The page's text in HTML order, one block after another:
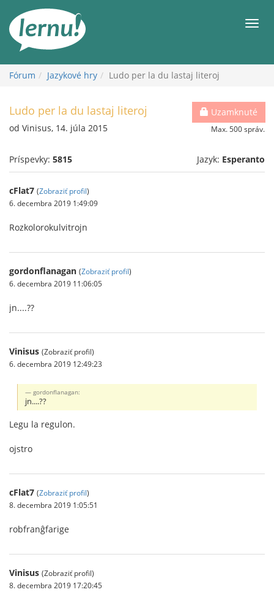
obsah
Fórum Jazykové hry Ludo per la du lastaj literoj
Uzamknuté
Max. 500 správ.
Ludo per la du lastaj literoj
od Vinisus, 14. júla 2015
Príspevky: 5815 Jazyk: Esperanto
cFlat7 (Zobraziť profil)
6. decembra 2019 1:49:09
Rozkolorokulvitrojn
gordonflanagan (Zobraziť profil)
6. decembra 2019 11:06:05
jn....??
Vinisus (Zobraziť profil)
6. decembra 2019 12:49:23
gordonflanagan:
jn....??
Legu la regulon.
ojstro
cFlat7 (Zobraziť profil)
8. decembra 2019 1:05:51
robfranĝfarige
Vinisus (Zobraziť profil)
8. decembra 2019 17:20:45